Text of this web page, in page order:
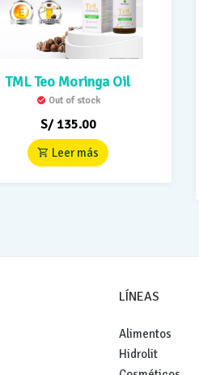
TML Teo Moringa Oil
Out of stock
S/135.00
Leer más
LÍNEAS
Alimentos
Hidrolit